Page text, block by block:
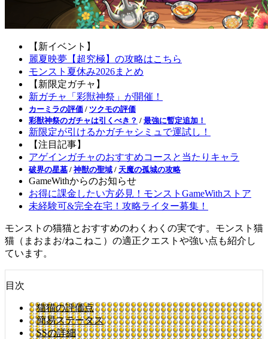
【新イベント】
麗夏映夢【超究極】の攻略はこちら
モンスト夏休み2026まとめ
【新限定ガチャ】
新ガチャ「彩獣神祭」が開催！
カーミラの評価 / ツクモの評価
彩獣神祭のガチャは引くべき？ / 最強に暫定追加！
新限定が引けるかガチャシミュで運試し！
【注目記事】
アゲインガチャのおすすめコースと当たりキャラ
破界の星墓 / 神獣の聖域 / 天魔の孤城の攻略
GameWithからのお知らせ
お得に課金したい方必見！モンストGameWithストア
未経験可&完全在宅！攻略ライター募集！
モンストの猫猫とおすすめのわくわくの実です。モンスト猫
猫（まおまお/ねこねこ）の適正クエストや強い点も紹介し
ています。
目次
猫猫の評価点
簡易ステータス
SSの詳細